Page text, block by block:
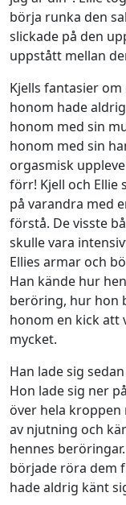
börja runka den
slickade på den
uppstått mellan
Kjells fantasier
honom hade
honom med sin
honom med sin
orgasmisk
förr! Kjell och Ellie
på varandra med
förstå. De visste
skulle vara
Ellies armar och
Han kände hur
beröring, hur hon
honom en kick att
mycket.
Han lade sig
Hon lade sig ner
över hela kroppen
av njutning och
hennes
började röra dem
hade aldrig känt